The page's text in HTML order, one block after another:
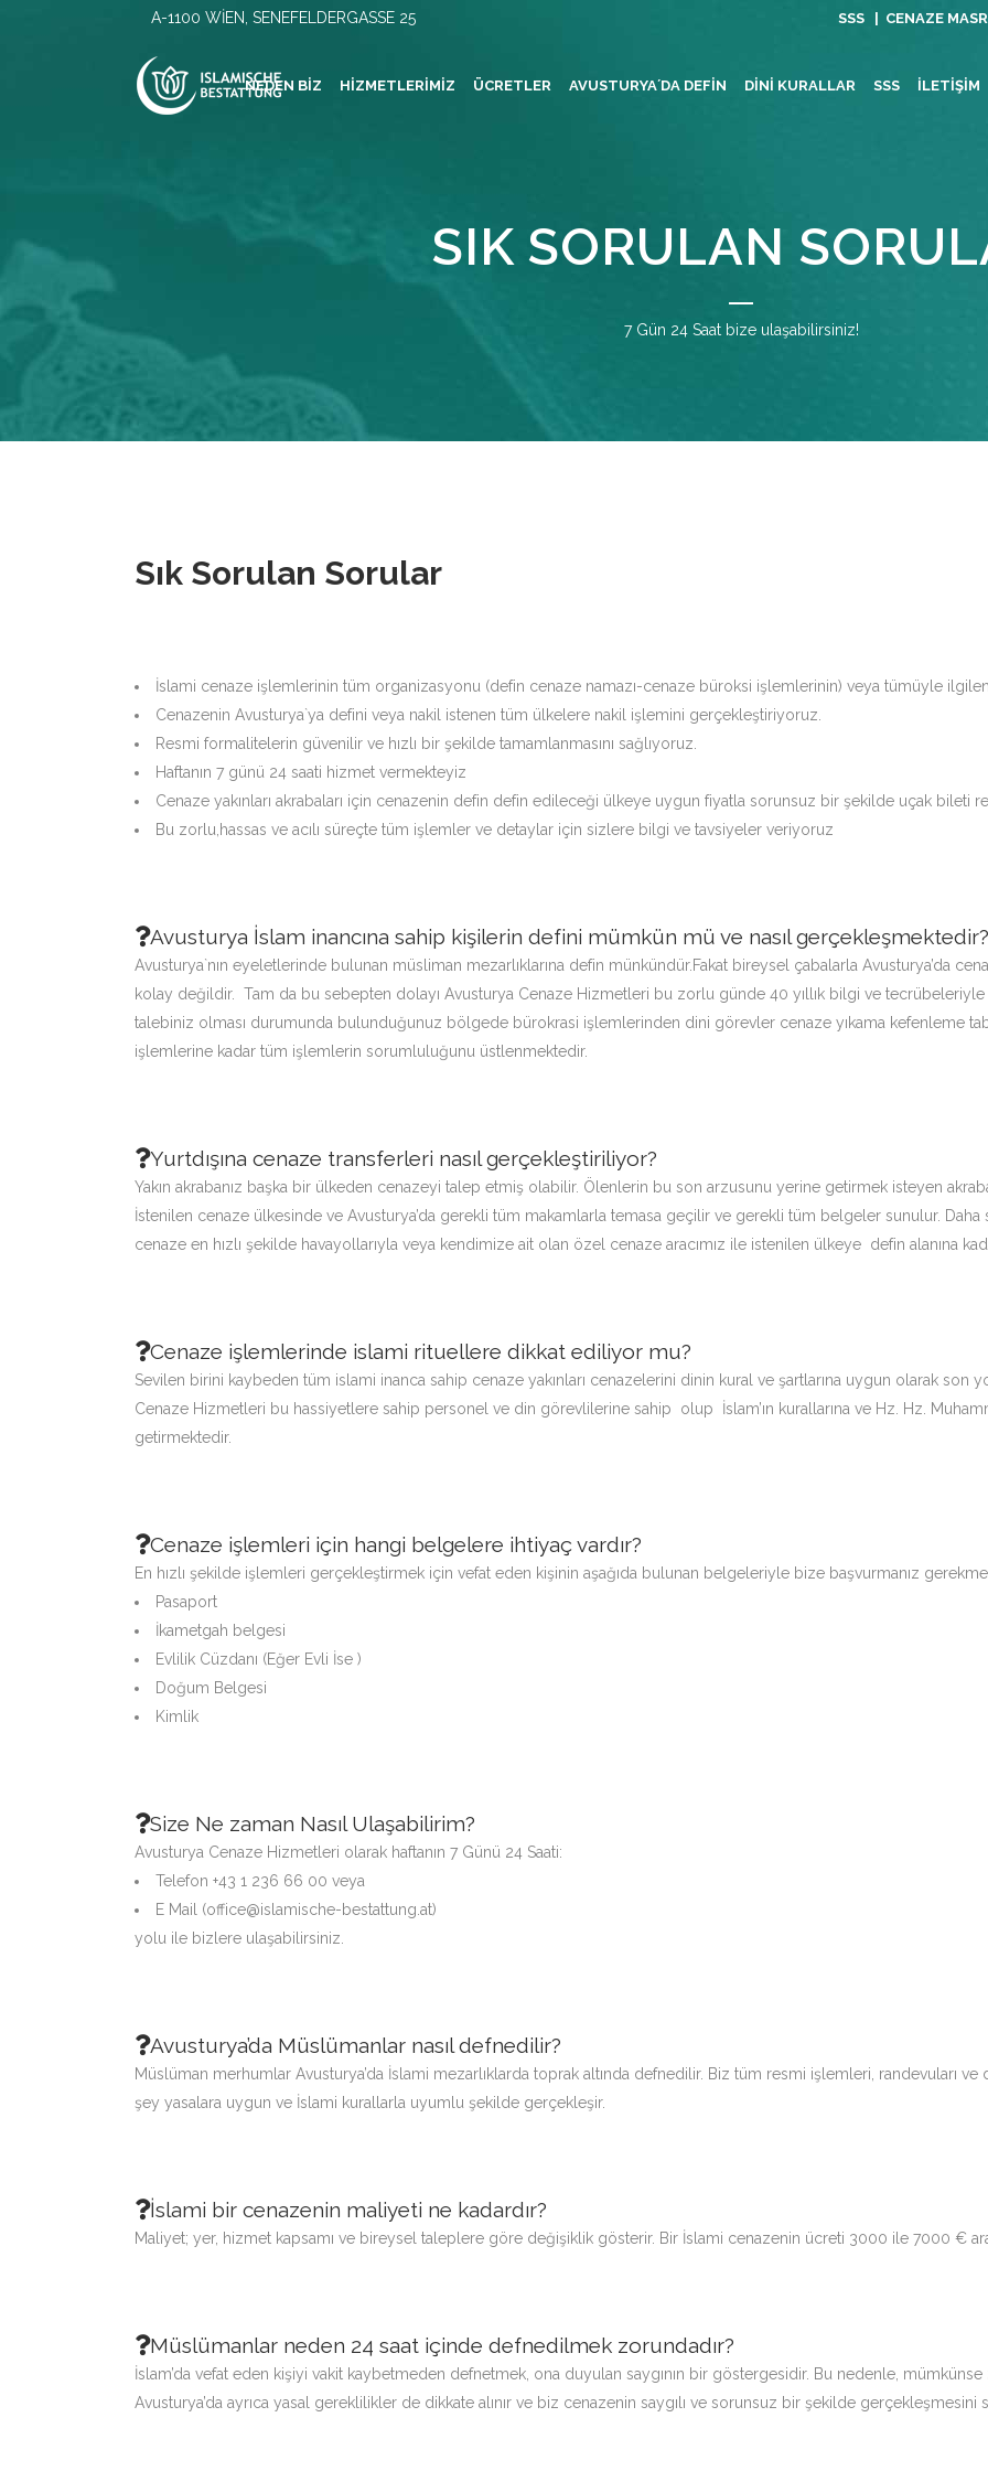
A-1100 WIEN, SENEFELDERGASSE 25 SSS | CENAZE
NEDEN BIZ HIZMETLERIMIZ ÜCRETLER AVUSTURYA´DA DEFIN DİNİ KURALLAR SSS İLETIŞIM
SIK SORULAN
7 Gün 24 Saat bize ulaşabilirsiniz!
Sık Sorulan Sorular
İslami cenaze işlemlerinin tüm organizasyonu (defin cenaze namazı-cenaze büroksi işlemlerinin) veya tümüyle
Cenazenin Avusturya`ya defini veya nakil istenen tüm ülkelere nakil işlemini gerçekleştiriyoruz.
Resmi formalitelerin güvenilir ve hızlı bir şekilde tamamlanmasını sağlıyoruz.
Haftanın 7 günü 24 saati hizmet vermekteyiz
Cenaze yakınları akrabaları için cenazenin defin defin edileceği ülkeye uygun fiyatla sorunsuz bir şekilde uçak bileti
Bu zorlu,hassas ve acılı süreçte tüm işlemler ve detaylar için sizlere bilgi ve tavsiyeler veriyoruz
Avusturya İslam inancına sahip kişilerin defini mümkün mü ve nasıl gerçekleşmektedir?
Avusturya`nın eyeletlerinde bulunan müsliman mezarlıklarına defin münkündür.Fakat bireysel çabalarla Avusturya’da
kolay değildir. Tam da bu sebepten dolayı Avusturya Cenaze Hizmetleri bu zorlu günde 40 yıllık bilgi ve tecrübeleriyle
talebiniz olması durumunda bulunduğunuz bölgede bürokrasi işlemlerinden dini görevler cenaze yıkama kefenleme
işlemlerine kadar tüm işlemlerin sorumluluğunu üstlenmektedir.
Yurtdışına cenaze transferleri nasıl gerçekleştiriliyor?
Yakın akrabanız başka bir ülkeden cenazeyi talep etmiş olabilir. Ölenlerin bu son arzusunu yerine getirmek isteyen
İstenilen cenaze ülkesinde ve Avusturya’da gerekli tüm makamlarla temasa geçilir ve gerekli tüm belgeler sunulur. Daha
cenaze en hızlı şekilde havayollarıyla veya kendimize ait olan özel cenaze aracımız ile istenilen ülkeye defin alanına
Cenaze işlemlerinde islami rituellere dikkat ediliyor mu?
Sevilen birini kaybeden tüm islami inanca sahip cenaze yakınları cenazelerini dinin kural ve şartlarına uygun olarak son
Cenaze Hizmetleri bu hassiyetlere sahip personel ve din görevlilerine sahip olup İslam’ın kurallarına ve Hz. Hz.
getirmektedir.
Cenaze işlemleri için hangi belgelere ihtiyaç vardır?
En hızlı şekilde işlemleri gerçekleştirmek için vefat eden kişinin aşağıda bulunan belgeleriyle bize başvurmanız
Pasaport
İkametgah belgesi
Evlilik Cüzdanı (Eğer Evli İse )
Doğum Belgesi
Kimlik
Size Ne zaman Nasıl Ulaşabilirim?
Avusturya Cenaze Hizmetleri olarak haftanın 7 Günü 24 Saati:
Telefon +43 1 236 66 00 veya
E Mail (office@islamische-bestattung.at)
yolu ile bizlere ulaşabilirsiniz.
Avusturya’da Müslümanlar nasıl defnedilir?
Müslüman merhumlar Avusturya’da İslami mezarlıklarda toprak altında defnedilir. Biz tüm resmi işlemleri, randevuları
şey yasalara uygun ve İslami kurallarla uyumlu şekilde gerçekleşir.
İslami bir cenazenin maliyeti ne kadardır?
Maliyet; yer, hizmet kapsamı ve bireysel taleplere göre değişiklik gösterir. Bir İslami cenazenin ücreti 3000 ile 7000 €
Müslümanlar neden 24 saat içinde defnedilmek zorundadır?
İslam’da vefat eden kişiyi vakit kaybetmeden defnetmek, ona duyulan saygının bir göstergesidir. Bu nedenle,
Avusturya’da ayrıca yasal gereklilikler de dikkate alınır ve biz cenazenin saygılı ve sorunsuz bir şekilde gerçekleşmesini